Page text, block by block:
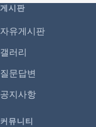
게시판
자유게시판
갤러리
질문답변
공지사항
커뮤니티